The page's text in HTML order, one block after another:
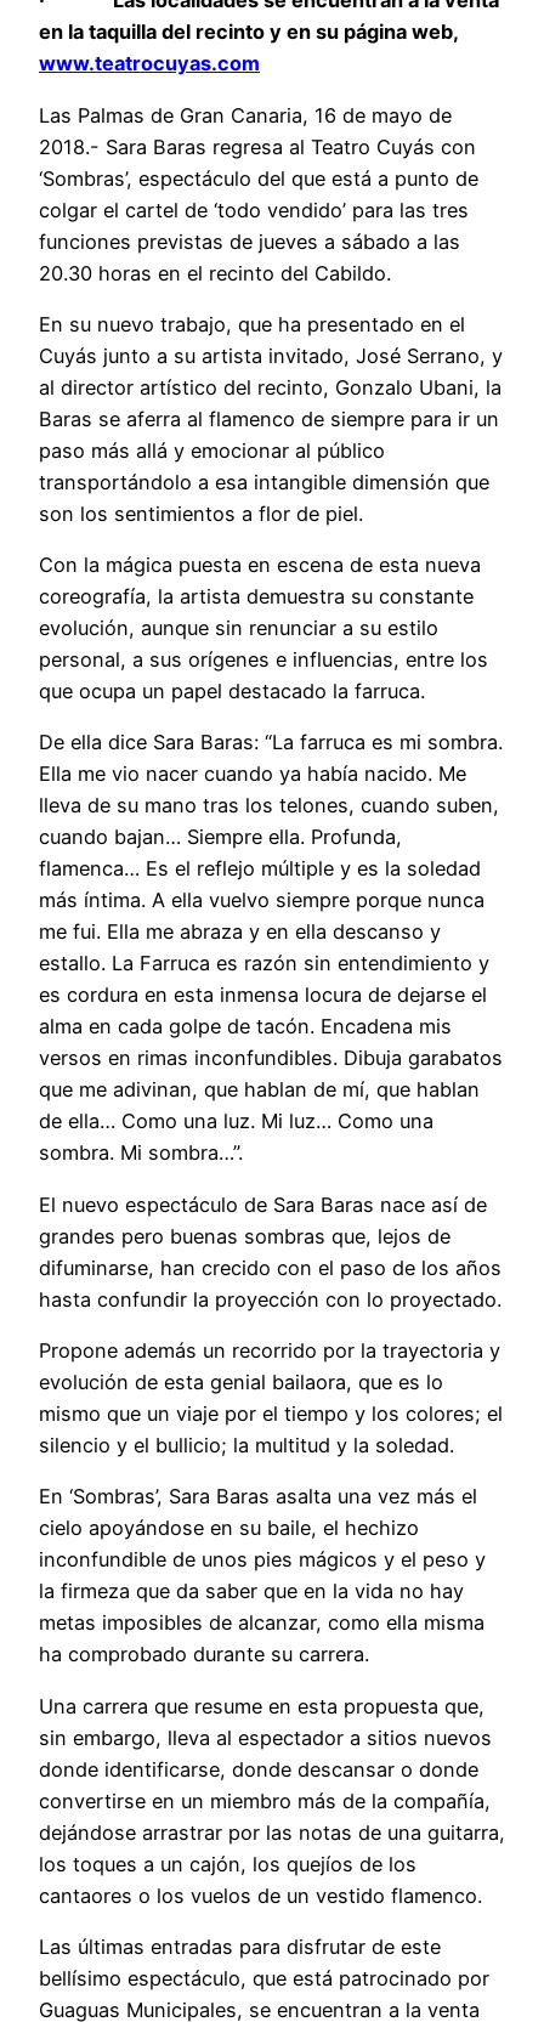
en la taquilla del recinto y en su página web,
www.teatrocuyas.com
Las Palmas de Gran Canaria, 16 de mayo de
2018.- Sara Baras regresa al Teatro Cuyás con
‘Sombras’, espectáculo del que está a punto de
colgar el cartel de ‘todo vendido’ para las tres
funciones previstas de jueves a sábado a las
20.30 horas en el recinto del Cabildo.
En su nuevo trabajo, que ha presentado en el
Cuyás junto a su artista invitado, José Serrano, y
al director artístico del recinto, Gonzalo Ubani, la
Baras se aferra al flamenco de siempre para ir un
paso más allá y emocionar al público
transportándolo a esa intangible dimensión que
son los sentimientos a flor de piel.
Con la mágica puesta en escena de esta nueva
coreografía, la artista demuestra su constante
evolución, aunque sin renunciar a su estilo
personal, a sus orígenes e influencias, entre los
que ocupa un papel destacado la farruca.
De ella dice Sara Baras: “La farruca es mi sombra.
Ella me vio nacer cuando ya había nacido. Me
lleva de su mano tras los telones, cuando suben,
cuando bajan… Siempre ella. Profunda,
flamenca… Es el reflejo múltiple y es la soledad
más íntima. A ella vuelvo siempre porque nunca
me fui. Ella me abraza y en ella descanso y
estallo. La Farruca es razón sin entendimiento y
es cordura en esta inmensa locura de dejarse el
alma en cada golpe de tacón. Encadena mis
versos en rimas inconfundibles. Dibuja garabatos
que me adivinan, que hablan de mí, que hablan
de ella… Como una luz. Mi luz… Como una
sombra. Mi sombra…”.
El nuevo espectáculo de Sara Baras nace así de
grandes pero buenas sombras que, lejos de
difuminarse, han crecido con el paso de los años
hasta confundir la proyección con lo proyectado.
Propone además un recorrido por la trayectoria y
evolución de esta genial bailaora, que es lo
mismo que un viaje por el tiempo y los colores; el
silencio y el bullicio; la multitud y la soledad.
En ‘Sombras’, Sara Baras asalta una vez más el
cielo apoyándose en su baile, el hechizo
inconfundible de unos pies mágicos y el peso y
la firmeza que da saber que en la vida no hay
metas imposibles de alcanzar, como ella misma
ha comprobado durante su carrera.
Una carrera que resume en esta propuesta que,
sin embargo, lleva al espectador a sitios nuevos
donde identificarse, donde descansar o donde
convertirse en un miembro más de la compañía,
dejándose arrastrar por las notas de una guitarra,
los toques a un cajón, los quejíos de los
cantaores o los vuelos de un vestido flamenco.
Las últimas entradas para disfrutar de este
bellísimo espectáculo, que está patrocinado por
Guaguas Municipales, se encuentran a la venta